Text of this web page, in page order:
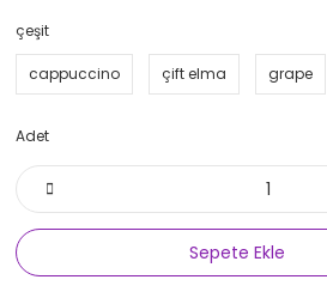
çeşit
cappuccino çift elma grape
Adet
Sepete Ekle